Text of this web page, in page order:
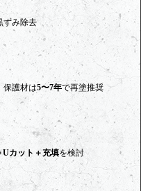
ずみ除去
保護材は5〜7年で再塗推奨
Uカット＋充填を検討